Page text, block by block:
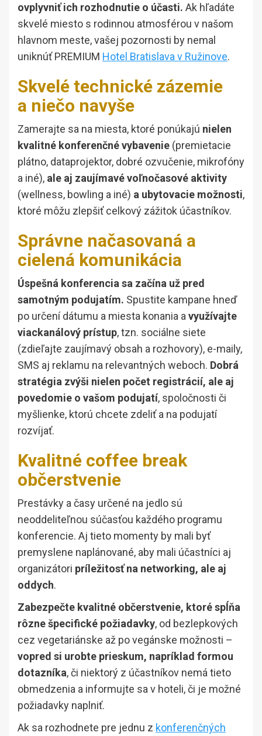
ovplyvniť ich rozhodnutie o účasti. Ak hľadáte
skvelé miesto s rodinnou atmosférou v našom
hlavnom meste, vašej pozornosti by nemal
uniknúť PREMIUM Hotel Bratislava v Ružinove.
Skvelé technické zázemie
a niečo navyše
Zamerajte sa na miesta, ktoré ponúkajú nielen
kvalitné konferenčné vybavenie (premietacie
plátno, dataprojektor, dobré ozvučenie, mikrofóny
a iné), ale aj zaujímavé voľnočasové aktivity
(wellness, bowling a iné) a ubytovacie možnosti,
ktoré môžu zlepšiť celkový zážitok účastníkov.
Správne načasovaná a
cielená komunikácia
Úspešná konferencia sa začína už pred
samotným podujatím. Spustite kampane hneď
po určení dátumu a miesta konania a využívajte
viackanálový prístup, tzn. sociálne siete
(zdieľajte zaujímavý obsah a rozhovory), e-maily,
SMS aj reklamu na relevantných weboch. Dobrá
stratégia zvýši nielen počet registrácií, ale aj
povedomie o vašom podujatí, spoločnosti či
myšlienke, ktorú chcete zdeliť a na podujatí
rozvíjať.
Kvalitné coffee break
občerstvenie
Prestávky a časy určené na jedlo sú
neoddeliteľnou súčasťou každého programu
konferencie. Aj tieto momenty by mali byť
premyslene naplánované, aby mali účastníci aj
organizátori príležitosť na networking, ale aj
oddych.
Zabezpečte kvalitné občerstvenie, ktoré spĺňa
rôzne špecifické požiadavky, od bezlepkových
cez vegetariánske až po vegánske možnosti –
vopred si urobte prieskum, napríklad formou
dotazníka, či niektorý z účastníkov nemá tieto
obmedzenia a informujte sa v hoteli, či je možné
požiadavky naplniť.
Ak sa rozhodnete pre jednu z konferenčných